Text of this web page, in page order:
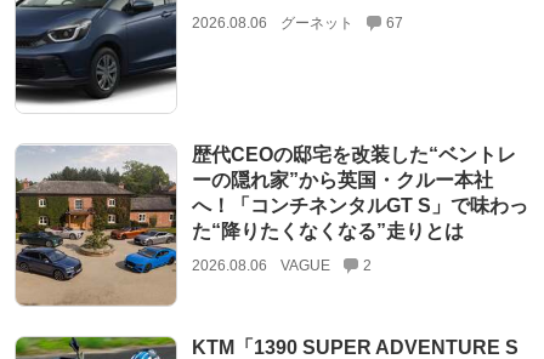
2026.08.06 グーネット 67
歴代CEOの邸宅を改装した“ベントレ
ーの隠れ家”から英国・クルー本社
へ！「コンチネンタルGT S」で味わっ
た“降りたくなくなる”走りとは
2026.08.06 VAGUE 2
KTM「1390 SUPER ADVENTURE S